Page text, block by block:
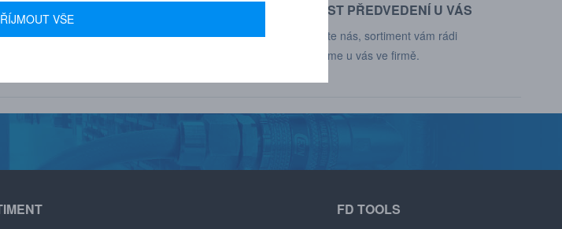
AUTORIZOVANÝ DEALER
Značek CEJN, Gison, Ingersoll Rand, Deprag,
MOŽNOST PŘEDVEDENÍ U VÁS
Kontaktujte nás, sortiment vám rádi
představíme u vás ve firmě.
FD TOOLS
VŠE